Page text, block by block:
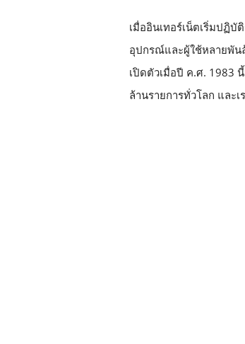
เมื่ออินเทอร์เน็ตเริ่มปฏิ
อุปกรณ์และผู้ใช้หลายพั
เปิดตัวเมื่อปี ค.ศ. 1983
ล้านรายการทั่วโลก และ